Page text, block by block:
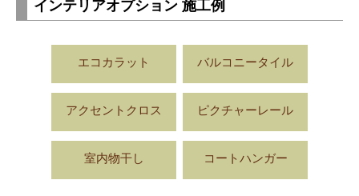
インテリアオプション 施工例
エコカラット バルコニータイル
アクセントクロス ピクチャーレール
室内物干し コートハンガー